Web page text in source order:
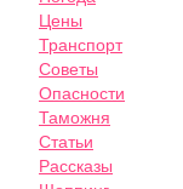
Цены
Транспорт
Советы
Опасности
Таможня
Статьи
Рассказы